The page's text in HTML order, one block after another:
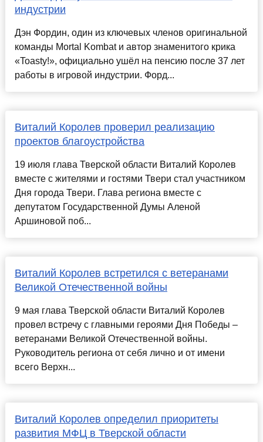
индустрии
Дэн Фордин, один из ключевых членов оригинальной
команды Mortal Kombat и автор знаменитого крика
«Toasty!», официально ушёл на пенсию после 37 лет
работы в игровой индустрии. Форд...
Виталий Королев проверил реализацию
проектов благоустройства
19 июля глава Тверской области Виталий Королев
вместе с жителями и гостями Твери стал участником
Дня города Твери. Глава региона вместе с
депутатом Государственной Думы Аленой
Аршиновой поб...
Виталий Королев встретился с ветеранами
Великой Отечественной войны
9 мая глава Тверской области Виталий Королев
провел встречу с главными героями Дня Победы –
ветеранами Великой Отечественной войны.
Руководитель региона от себя лично и от имени
всего Верхн...
Виталий Королев определил приоритеты
развития МФЦ в Тверской области